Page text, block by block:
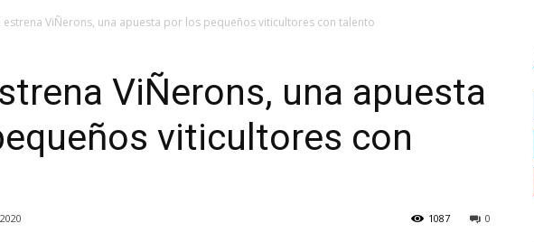
estrena ViÑerons, una apuesta por los pequeños viticultores con talento
ViÑerons, una apuesta
viticultores con
0
1087